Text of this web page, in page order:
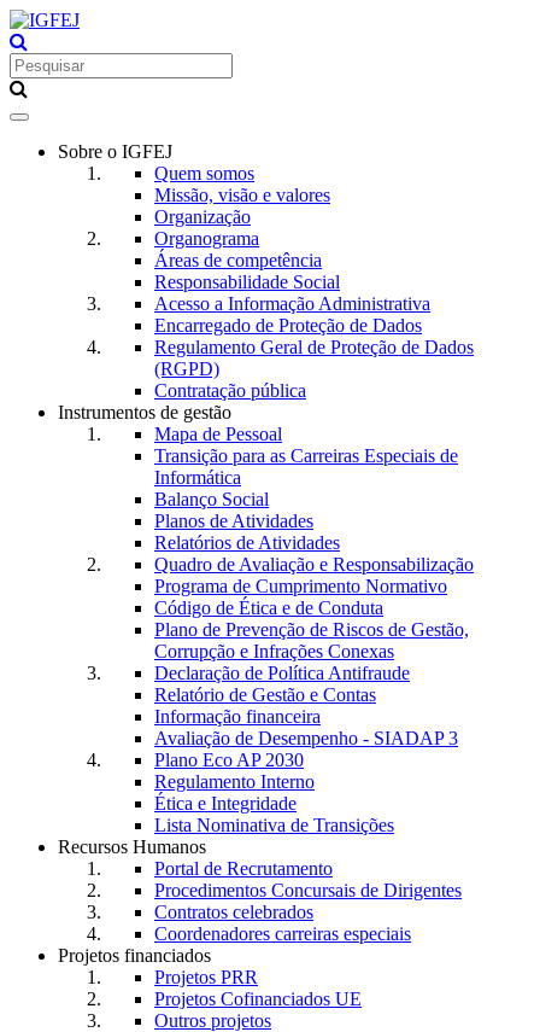
Toggle
navigationSobre o IGFEJ
Quem somos
Missão, visão e valores
Organização
Organograma
Áreas de competência
Responsabilidade Social
Acesso a Informação Administrativa
Encarregado de Proteção de Dados
Regulamento Geral de Proteção de Dados
(RGPD)
Contratação pública
Instrumentos de gestão
Mapa de Pessoal
Transição para as Carreiras Especiais de
Informática
Balanço Social
Planos de Atividades
Relatórios de Atividades
Quadro de Avaliação e Responsabilização
Programa de Cumprimento Normativo
Código de Ética e de Conduta
Plano de Prevenção de Riscos de Gestão,
Corrupção e Infrações Conexas
Declaração de Política Antifraude
Relatório de Gestão e Contas
Informação financeira
Avaliação de Desempenho - SIADAP 3
Plano Eco AP 2030
Regulamento Interno
Ética e Integridade
Lista Nominativa de Transições
Recursos Humanos
Portal de Recrutamento
Procedimentos Concursais de Dirigentes
Contratos celebrados
Coordenadores carreiras especiais
Projetos financiados
Projetos PRR
Projetos Cofinanciados UE
Outros projetos